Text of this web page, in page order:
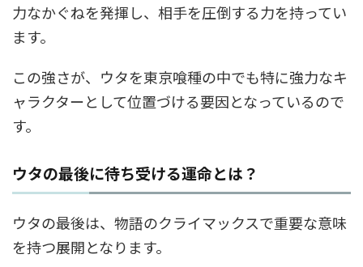
力なかぐねを発揮し、相手を圧倒する力を持ってい
ます。
この強さが、ウタを東京喰種の中でも特に強力なキ
ャラクターとして位置づける要因となっているので
す。
ウタの最後に待ち受ける運命とは？
ウタの最後は、物語のクライマックスで重要な意味
を持つ展開となります。